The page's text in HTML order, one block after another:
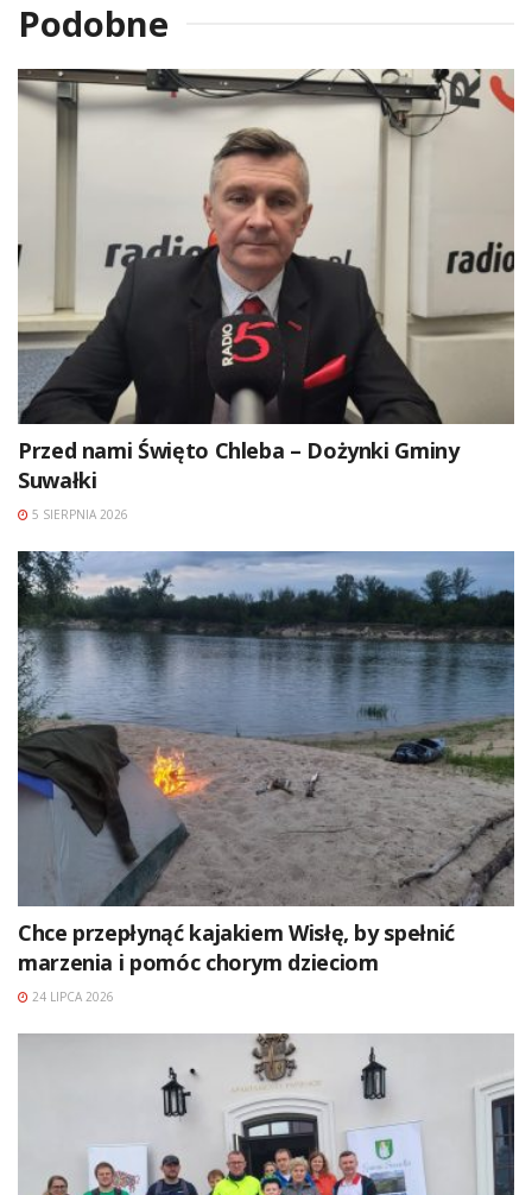
Podobne
Przed nami Święto Chleba – Dożynki Gminy
Suwałki
5 SIERPNIA 2026
Chce przepłynąć kajakiem Wisłę, by spełnić
marzenia i pomóc chorym dzieciom
24 LIPCA 2026